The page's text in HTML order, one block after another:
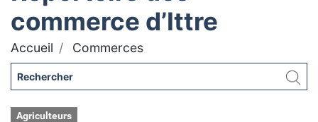
commerce d’Ittre
Accueil Commerces
Agriculteurs